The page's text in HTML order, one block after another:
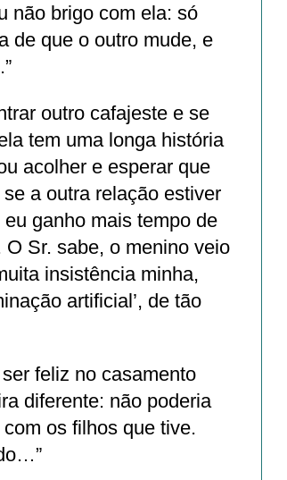
não brigo com ela: só
de que o outro mude, e
outro cafajeste e se
tem uma longa história
acolher e esperar que
a outra relação estiver
ganho mais tempo de
Sr. sabe, o menino veio
insistência minha,
artificial’, de tão
feliz no casamento
diferente: não poderia
os filhos que tive.